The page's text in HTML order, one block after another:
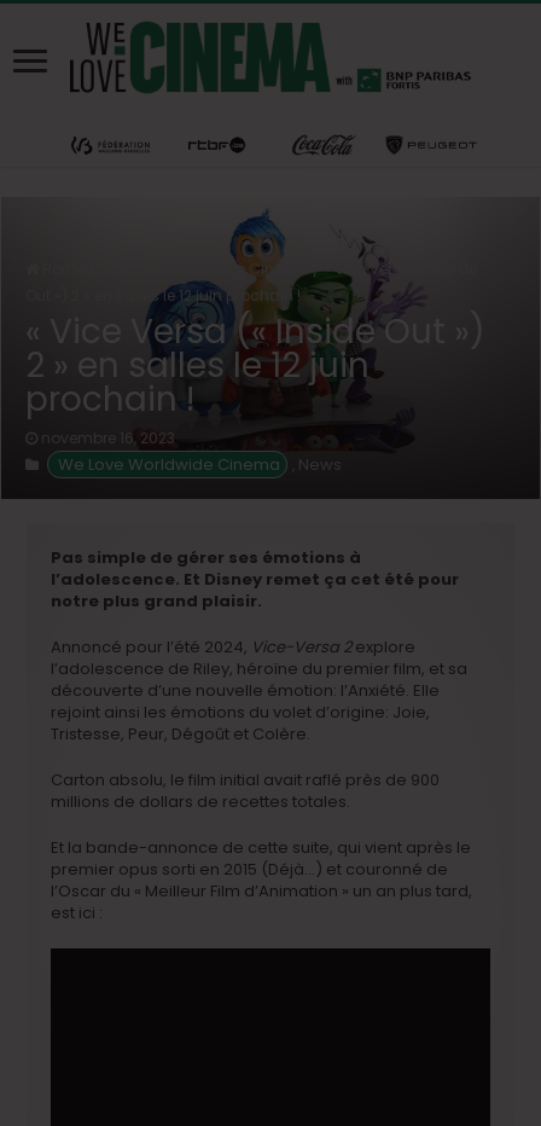
We Love Worldwide Cinema/« Vice Versa (« Inside
Out ») 2 » en salles le 12 juin prochain !
« Vice Versa (« Inside Out »)
2 » en salles le 12 juin
prochain !
novembre 16, 2023
We Love Worldwide Cinema News
Pas simple de gérer ses émotions à
l’adolescence. Et Disney remet ça cet été pour
notre plus grand plaisir.
Annoncé pour l’été 2024, Vice-Versa 2explore
l’adolescence de Riley, héroïne du premier film, et sa
découverte d’une nouvelle émotion: l’Anxiété. Elle
rejoint ainsi les émotions du volet d’origine: Joie,
Tristesse, Peur, Dégoût et Colère.
Carton absolu, le film initial avait raflé près de 900
millions de dollars de recettes totales.
Et la bande-annonce de cette suite, qui vient après le
premier opus sorti en 2015 (Déjà…) et couronné de
l’Oscar du « Meilleur Film d’Animation » un an plus tard,
est ici :